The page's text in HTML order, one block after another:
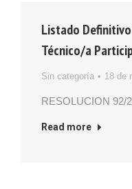
Listado
Técnico/a
Sin categoría 18 de
RESOLUCION 92/
Read more